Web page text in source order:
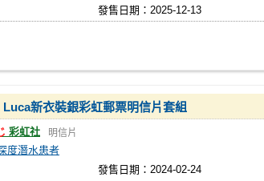
發售日期：2025-12-13
Luca新衣裝銀彩虹郵票明信片套組
彩虹社 明信片
度潛水患者
發售日期：2024-02-24